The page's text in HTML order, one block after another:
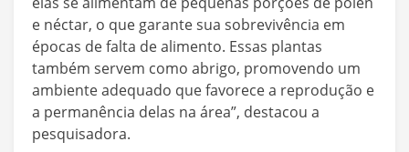
e néctar, o que garante sua sobrevivência em
épocas de falta de alimento. Essas plantas
também servem como abrigo, promovendo um
ambiente adequado que favorece a reprodução e
a permanência delas na área”, destacou a
pesquisadora.